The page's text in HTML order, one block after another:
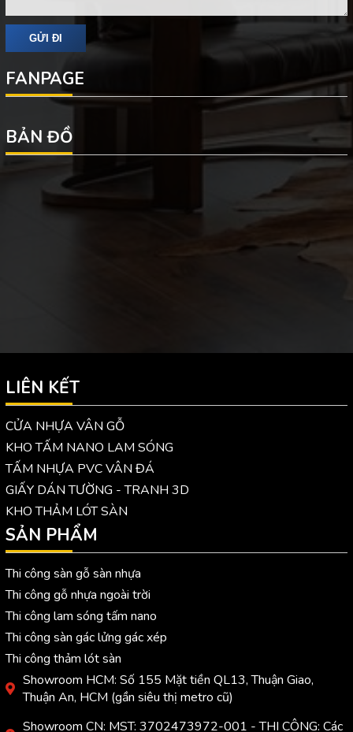
FANPAGE
BẢN ĐỒ
LIÊN KẾT
CỬA NHỰA VÂN GỖ
KHO TẤM NANO LAM SÓNG
TẤM NHỰA PVC VÂN ĐÁ
GIẤY DÁN TƯỜNG - TRANH 3D
KHO THẢM LÓT SÀN
SẢN PHẨM
Thi công sàn gỗ sàn nhựa
Thi công gỗ nhựa ngoài trời
Thi công lam sóng tấm nano
Thi công sàn gác lửng gác xép
Thi công thảm lót sàn
Showroom HCM: Số 155 Mặt tiền QL13, Thuận Giao,
Thuận An, HCM (gần siêu thị metro cũ)
Showroom CN: MST: 3702473972-001 - THI CÔNG: Các